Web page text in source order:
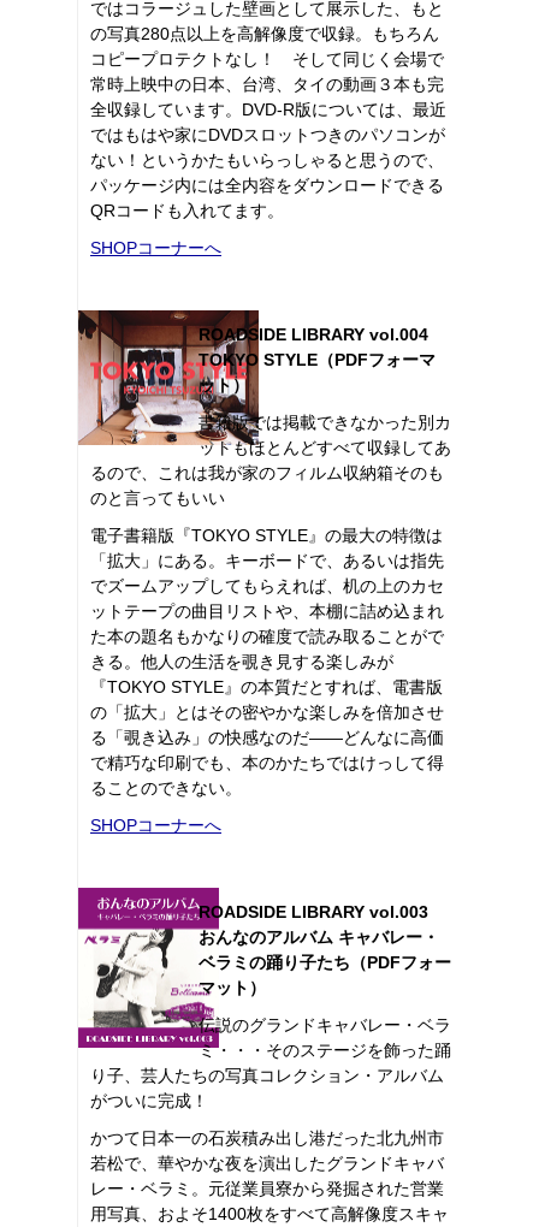
ではコラージュした壁画として展示した、もと
の写真280点以上を高解像度で収録。もちろん
コピープロテクトなし！ そして同じく会場で
常時上映中の日本、台湾、タイの動画３本も完
全収録しています。DVD-R版については、最近
ではもはや家にDVDスロットつきのパソコンが
ない！というかたもいらっしゃると思うので、
パッケージ内には全内容をダウンロードできる
QRコードも入れてます。
SHOPコーナーへ
ROADSIDE LIBRARY vol.004
TOKYO STYLE（PDFフォーマ
ット）
書籍版では掲載できなかった別カ
ットもほとんどすべて収録してあ
るので、これは我が家のフィルム収納箱そのも
のと言ってもいい
電子書籍版『TOKYO STYLE』の最大の特徴は
「拡大」にある。キーボードで、あるいは指先
でズームアップしてもらえれば、机の上のカセ
ットテープの曲目リストや、本棚に詰め込まれ
た本の題名もかなりの確度で読み取ることがで
きる。他人の生活を覗き見する楽しみが
『TOKYO STYLE』の本質だとすれば、電書版
の「拡大」とはその密やかな楽しみを倍加させ
る「覗き込み」の快感なのだ――どんなに高価
で精巧な印刷でも、本のかたちではけっして得
ることのできない。
SHOPコーナーへ
ROADSIDE LIBRARY vol.003
おんなのアルバム キャバレー・
ベラミの踊り子たち（PDFフォー
マット）
伝説のグランドキャバレー・ベラ
ミ・・・そのステージを飾った踊
り子、芸人たちの写真コレクション・アルバム
がついに完成！
かつて日本一の石炭積み出し港だった北九州市
若松で、華やかな夜を演出したグランドキャバ
レー・ベラミ。元従業員寮から発掘された営業
用写真、およそ1400枚をすべて高解像度スキャ